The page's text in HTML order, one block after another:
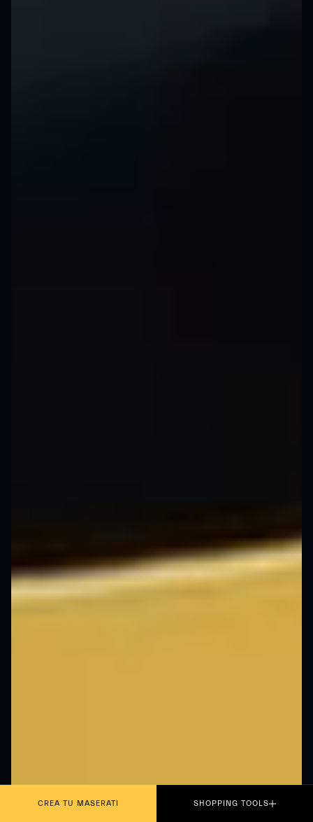
CREA TU MASERATI SHOPPING TOOLS